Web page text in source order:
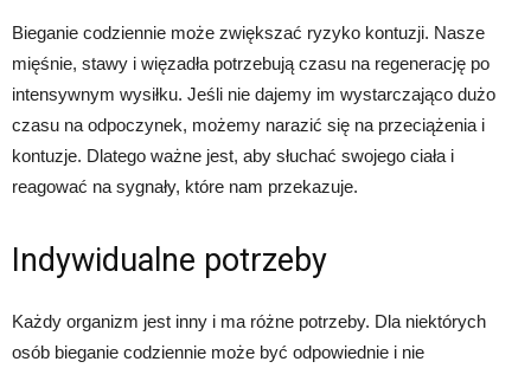
Bieganie codziennie może zwiększać ryzyko kontuzji. Nasze
mięśnie, stawy i więzadła potrzebują czasu na regenerację po
intensywnym wysiłku. Jeśli nie dajemy im wystarczająco dużo
czasu na odpoczynek, możemy narazić się na przeciążenia i
kontuzje. Dlatego ważne jest, aby słuchać swojego ciała i
reagować na sygnały, które nam przekazuje.
Indywidualne potrzeby
Każdy organizm jest inny i ma różne potrzeby. Dla niektórych
osób bieganie codziennie może być odpowiednie i nie